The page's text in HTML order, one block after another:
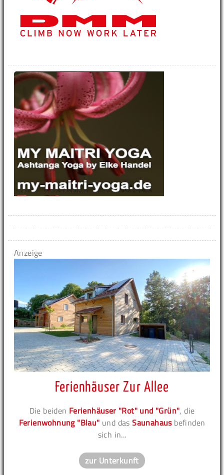
Anzeige
Ferienhäuser Zur Allee
Die beiden Ferienhäuser "Rot" und "Grün", die
Ferienwohnung "Blau" und dasSaunahausbefinden
sich in...
zur Unterkunft